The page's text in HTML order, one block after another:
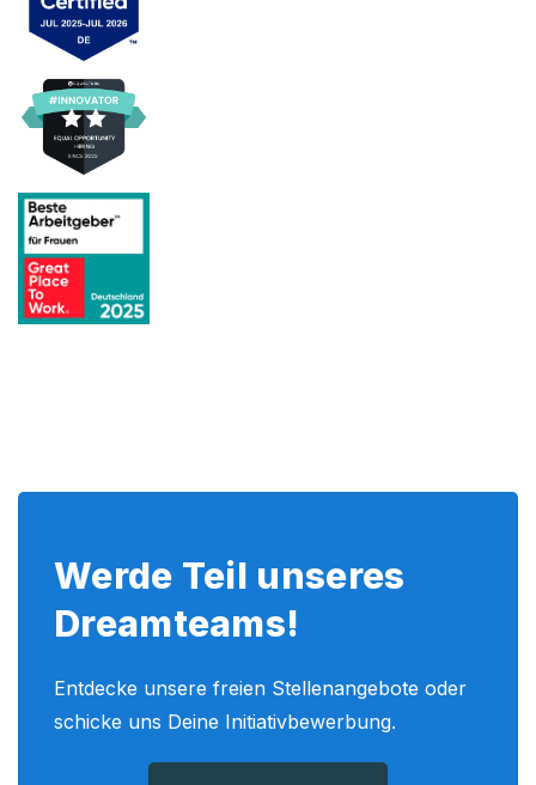
Werde Teil unseres
Dreamteams!
Entdecke unsere freien Stellenangebote oder
schicke uns Deine Initiativbewerbung.